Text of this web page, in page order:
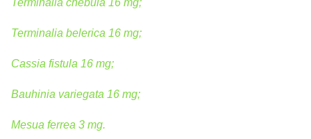
Terminalia chebula 16 mg;
Terminalia belerica 16 mg;
Cassia fistula 16 mg;
Bauhinia variegata 16 mg;
Mesua ferrea 3 mg.